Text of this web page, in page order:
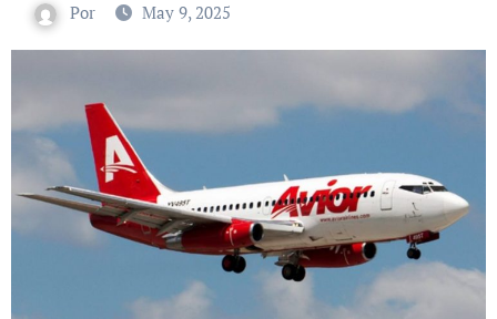
Por May 9, 2025